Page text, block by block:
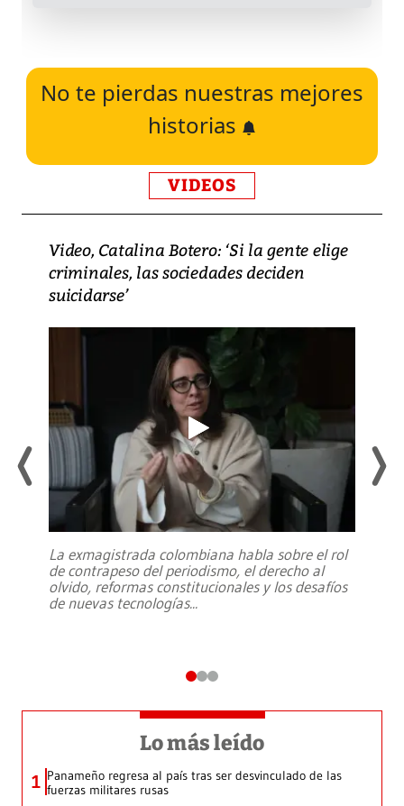
No te pierdas nuestras mejores
historias
VIDEOS
Video, Catalina Botero: ‘Si la gente elige
criminales, las sociedades deciden
suicidarse’
La exmagistrada colombiana habla sobre el rol
de contrapeso del periodismo, el derecho al
olvido, reformas constitucionales y los desafíos
de nuevas tecnologías...
Lo más leído
1 Panameño regresa al país tras ser desvinculado de las
fuerzas militares rusas